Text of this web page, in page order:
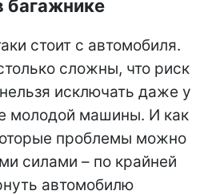
багажнике
стоит с автомобиля.
сложны, что риск
исключать даже у
молодой машины. И как
проблемы можно
силами – по крайней
автомобилю